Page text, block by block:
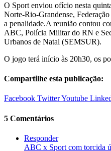
O Sport enviou ofício nesta
Norte-Rio-Grandense,
a penalidade.A reunião contou
ABC, Polícia Militar do RN e
Urbanos de Natal (SEMSUR).
O jogo terá início às 20h30, os
Compartilhe esta publicação:
Facebook TwitterYoutube
5 Comentários
Responder
ABC x Sport com torcida